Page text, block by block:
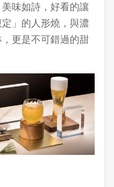
味如詩，好看的讓
」的人形燒，與濃
更是不可錯過的甜